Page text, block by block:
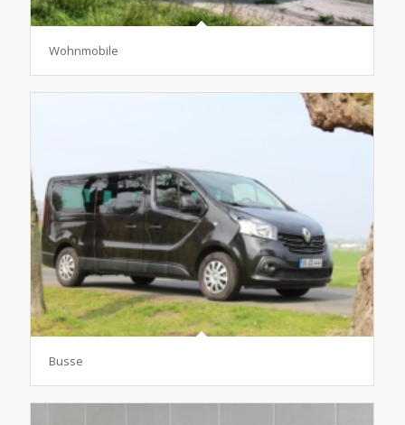
Wohnmobile
Busse